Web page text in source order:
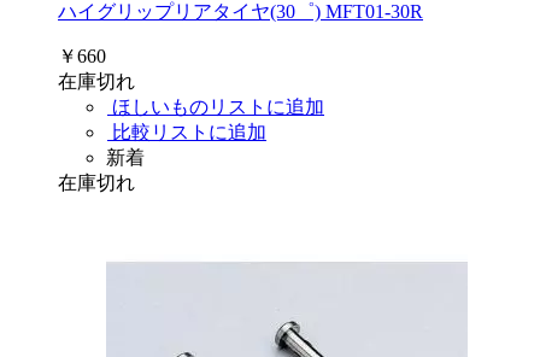
ハイグリップリアタイヤ(30゜) MFT01-30R
￥660
在庫切れ
ほしいものリストに追加
比較リストに追加
新着
在庫切れ